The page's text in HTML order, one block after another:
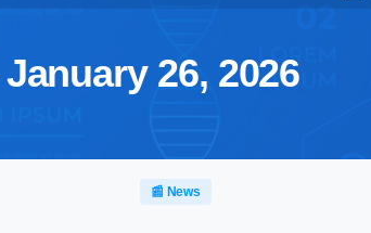
26, 2026
📰 News